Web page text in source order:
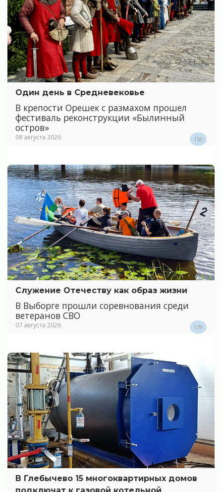
Один день в Средневековье
В крепости Орешек с размахом прошел
фестиваль реконструкции «Былинный
остров»
08 августа 2026 150
Служение Отечеству как образ жизни
В Выборге прошли соревнования среди
ветеранов СВО
07 августа 2026 179
В Глебычево 15 многоквартирных домов
подключат к газовой котельной